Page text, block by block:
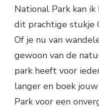
National Park kan
dit prachtige stukje
Of je nu van
gewoon van de
park heeft voor
langer en boek
Park voor een